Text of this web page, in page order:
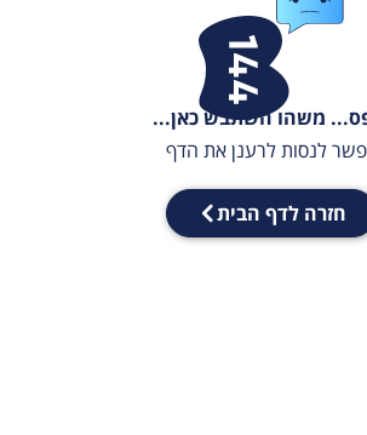
משהו השתבש כאן...
לנסות לרענן את הדף
חזרה לדף הבית